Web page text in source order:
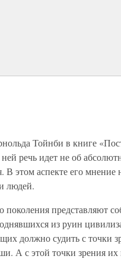
Тойнби в книге
речь идет не об
этом аспекте его мнение
людей.
представляют
из руин
должно судить с точки
А с этой точки зрения